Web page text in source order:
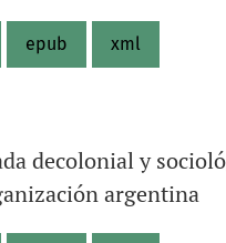
epub xml
decolonial y
argentina